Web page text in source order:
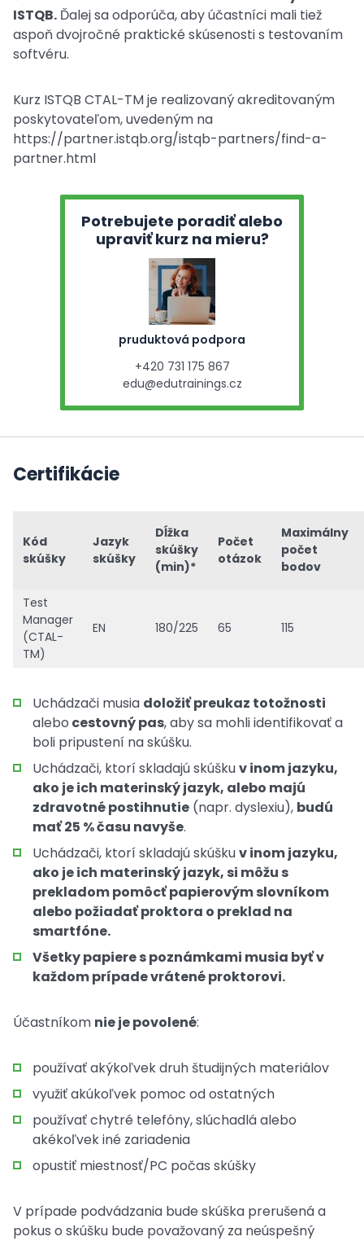
ISTQB. Ďalej sa odporúča, aby účastníci mali tiež
aspoň dvojročné praktické skúsenosti s testovaním
softvéru.
Kurz ISTQB CTAL-TM je realizovaný akreditovaným
poskytovateľom, uvedeným na
https://partner.istqb.org/istqb-partners/find-a-
partner.html
Potrebujete poradiť alebo
upraviť kurz na mieru?
pruduktová podpora
+420 731 175 867
edu@edutrainings.cz
Certifikácie
Kód
skúšky
Jazyk
skúšky
Dĺžka
skúšky
(min)*
Počet
otázok
Maximálny
počet
bodov
Test
Manager
(CTAL-
TM)
EN 180/225 65 115
Uchádzači musia doložiť preukaz totožnosti
alebo cestovný pas, aby sa mohli identifikovať a
boli pripustení na skúšku.
Uchádzači, ktorí skladajú skúškuv inom jazyku,
ako je ich materinský jazyk, alebo majú
zdravotné postihnutie (napr. dyslexiu), budú
mať 25 % času navyše.
Uchádzači, ktorí skladajú skúškuv inom jazyku,
ako je ich materinský jazyk, si môžu s
prekladom pomôcť papierovým slovníkom
alebo požiadať proktora o preklad na
smartfóne.
Všetky papiere s poznámkami musia byť v
každom prípade vrátené proktorovi.
Účastníkom nie je povolené:
používať akýkoľvek druh študijných materiálov
využiť akúkoľvek pomoc od ostatných
používať chytré telefóny, slúchadlá alebo
akékoľvek iné zariadenia
opustiť miestnosť/PC počas skúšky
V prípade podvádzania bude skúška prerušená a
pokus o skúšku bude považovaný za neúspešný